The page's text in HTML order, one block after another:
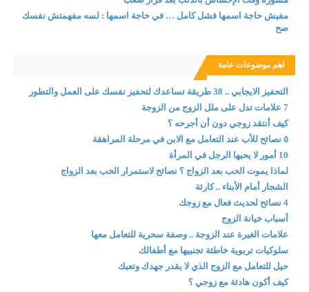
مفيش حاجة اسمها فشل كامل … في حاجة اسمها : لسه مفهمتش نفسك
صح
اهم موضوعات عامة
التحفيز الايجابي .. 38 طريقة تساعدك لتحفيز نفسك على العمل والتطور
7 علامات تدل على ملل الزوج من الزوجة
كيف أنتقد زوجي دون أن أجرحه ؟
٥ نصائح للأب عند التعامل مع الابن في مرحلة المراهقة
10 أمور لا يحبها الرجل في المرأة
لماذا يموت الحب بعد الزواج ؟ نصائح لاستمرار الحب بعد الزواج
الشجار أمام الأبناء .. كارثة
4 نصائح لحديث فعال مع زوجك
أسباب خيانة الزوج
علامات الغيرة عند الزوجة .. وصفة سحرية للتعامل معها
سلوكيات تربوية خاطئة تجنبيها مع أطفالك
حيل للتعامل مع الزوج الذي لا يقدر جهدك وتعبك
كيف أكون هادئة مع زوجي ؟